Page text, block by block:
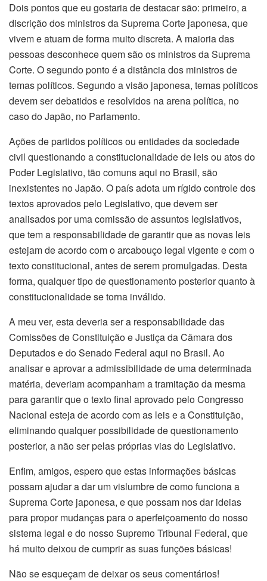
Dois pontos que eu gostaria de destacar são: primeiro, a
discrição dos ministros da Suprema Corte japonesa, que
vivem e atuam de forma muito discreta. A maioria das
pessoas desconhece quem são os ministros da Suprema
Corte. O segundo ponto é a distância dos ministros de
temas políticos. Segundo a visão japonesa, temas políticos
devem ser debatidos e resolvidos na arena política, no
caso do Japão, no Parlamento.
Ações de partidos políticos ou entidades da sociedade
civil questionando a constitucionalidade de leis ou atos do
Poder Legislativo, tão comuns aqui no Brasil, são
inexistentes no Japão. O país adota um rígido controle dos
textos aprovados pelo Legislativo, que devem ser
analisados por uma comissão de assuntos legislativos,
que tem a responsabilidade de garantir que as novas leis
estejam de acordo com o arcabouço legal vigente e com o
texto constitucional, antes de serem promulgadas. Desta
forma, qualquer tipo de questionamento posterior quanto à
constitucionalidade se torna inválido.
A meu ver, esta deveria ser a responsabilidade das
Comissões de Constituição e Justiça da Câmara dos
Deputados e do Senado Federal aqui no Brasil. Ao
analisar e aprovar a admissibilidade de uma determinada
matéria, deveriam acompanham a tramitação da mesma
para garantir que o texto final aprovado pelo Congresso
Nacional esteja de acordo com as leis e a Constituição,
eliminando qualquer possibilidade de questionamento
posterior, a não ser pelas próprias vias do Legislativo.
Enfim, amigos, espero que estas informações básicas
possam ajudar a dar um vislumbre de como funciona a
Suprema Corte japonesa, e que possam nos dar ideias
para propor mudanças para o aperfeiçoamento do nosso
sistema legal e do nosso Supremo Tribunal Federal, que
há muito deixou de cumprir as suas funções básicas!
Não se esqueçam de deixar os seus comentários!